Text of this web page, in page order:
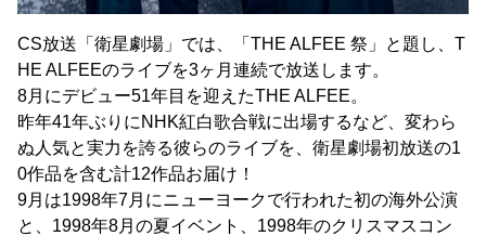
CS放送「衛星劇場」では、「THE ALFEE 祭」と題し、T
HE ALFEEのライブを3ヶ月連続で放送します。
8月にデビュー51年目を迎えたTHE ALFEE。
昨年41年ぶりにNHK紅白歌合戦に出場するなど、変わら
ぬ人気と実力を誇る彼らのライブを、衛星劇場初放送の1
0作品を含む計12作品お届け！
9月は1998年7月にニューヨークで行われた初の海外公演
と、1998年8月の夏イベント、1998年のクリスマスコン